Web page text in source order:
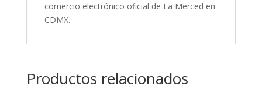
comercio electrónico oficial de La Merced en
CDMX.
Productos relacionados